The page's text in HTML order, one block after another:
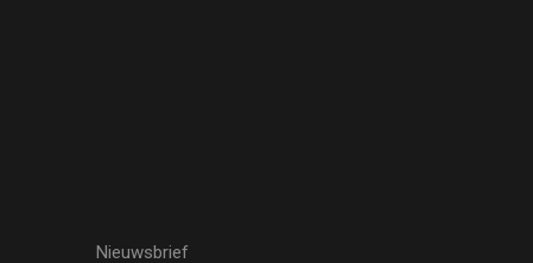
Nieuwsbrief